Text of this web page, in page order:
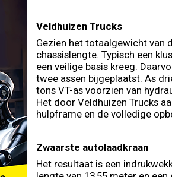
Veldhuizen Trucks
Gezien het totaalgewicht van
chassislengte. Typisch een
een veilige basis kreeg.
twee assen bijgeplaatst. As
tons VT-as voorzien van
Het door Veldhuizen Trucks
hulpframe en de volledige
Zwaarste autolaadkraan
Het resultaat is een